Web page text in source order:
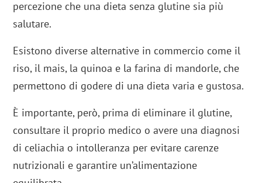
percezione che una dieta senza glutine sia più
salutare.
Esistono diverse alternative in commercio come il
riso, il mais, la quinoa e la farina di mandorle, che
permettono di godere di una dieta varia e gustosa.
È importante, però, prima di eliminare il glutine,
consultare il proprio medico o avere una diagnosi
di celiachia o intolleranza per evitare carenze
nutrizionali e garantire un’alimentazione